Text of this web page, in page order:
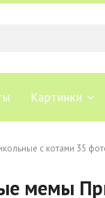
Картинки
с котами 35
мемы